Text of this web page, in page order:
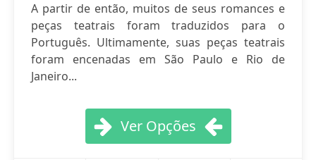
A partir de então, muitos de seus romances e
peças teatrais foram traduzidos para o
Português. Ultimamente, suas peças teatrais
foram encenadas em São Paulo e Rio de
Janeiro...
Ver Opções